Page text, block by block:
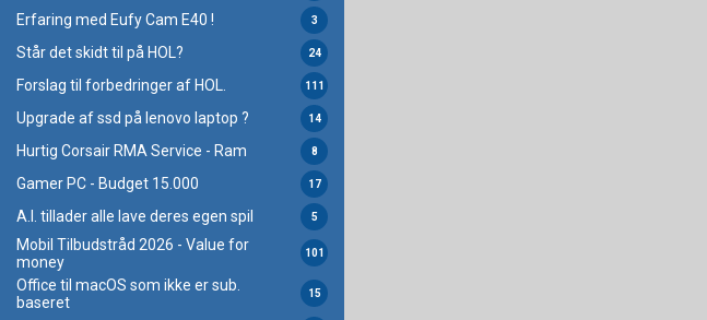
Erfaring med Eufy Cam E40 ! 3
Står det skidt til på HOL? 24
Forslag til forbedringer af HOL. 111
Upgrade af ssd på lenovo laptop ? 14
Hurtig Corsair RMA Service - Ram 8
Gamer PC - Budget 15.000 17
A.I. tillader alle lave deres egen spil 5
Mobil Tilbudstråd 2026 - Value for
money
101
Office til macOS som ikke er sub.
baseret
15